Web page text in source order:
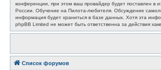
конференции, при этом ваш провайдер будет поставлен в
России. Обучение на Пилота-любителя. Обсуждение
информация будет храниться в базе данных. Хотя эта
phpBB Limited не может быть ответственна за действия
Список форумов